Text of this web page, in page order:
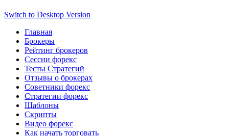
Switch to Desktop Version
Главная
Брокеры
Рейтинг брокеров
Сессии форекс
Тесты Стратегий
Отзывы о брокерах
Советники форекс
Стратегии форекс
Шаблоны
Скрипты
Видео форекс
Как начать торговать